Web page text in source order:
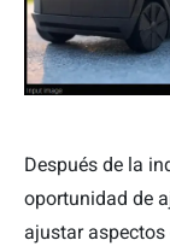
Después de la
oportunidad de
ajustar